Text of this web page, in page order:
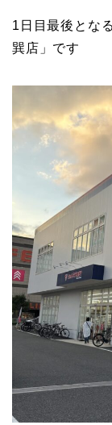
1日目最後とな
巽店」です